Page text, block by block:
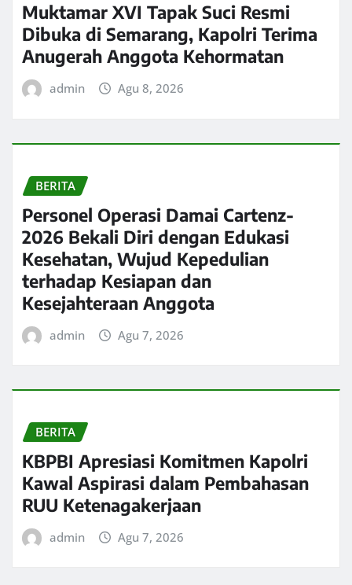
Muktamar XVI Tapak Suci Resmi
Dibuka di Semarang, Kapolri Terima
Anugerah Anggota Kehormatan
admin Agu 8, 2026
BERITA
Personel Operasi Damai Cartenz-
2026 Bekali Diri dengan Edukasi
Kesehatan, Wujud Kepedulian
terhadap Kesiapan dan
Kesejahteraan Anggota
admin Agu 7, 2026
BERITA
KBPBI Apresiasi Komitmen Kapolri
Kawal Aspirasi dalam Pembahasan
RUU Ketenagakerjaan
admin Agu 7, 2026